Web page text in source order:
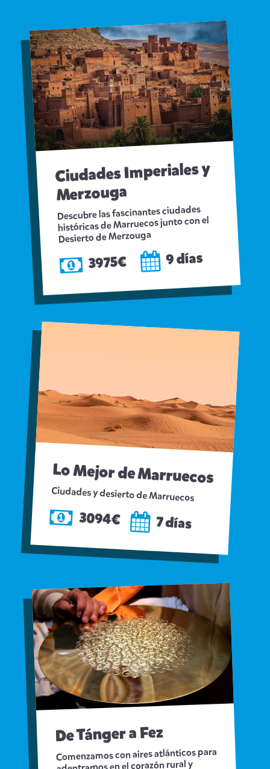
Ciudades Imperiales y
Merzouga
Descubre las fascinantes ciudades
históricas de Marruecos junto con el
Desierto de Merzouga
3975€ 9 días
Lo Mejor de Marruecos
Ciudades y desierto de Marruecos
3094€ 7 días
De Tánger a Fez
Comenzamos con aires atlánticos para